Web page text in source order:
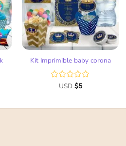
deseos
Kit Imprimible baby corona
Valorado
de
USD $5